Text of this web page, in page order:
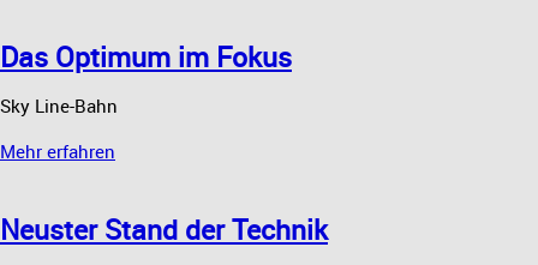
Das Optimum im Fokus
Sky Line-Bahn
Mehr erfahren
Neuster Stand der Technik